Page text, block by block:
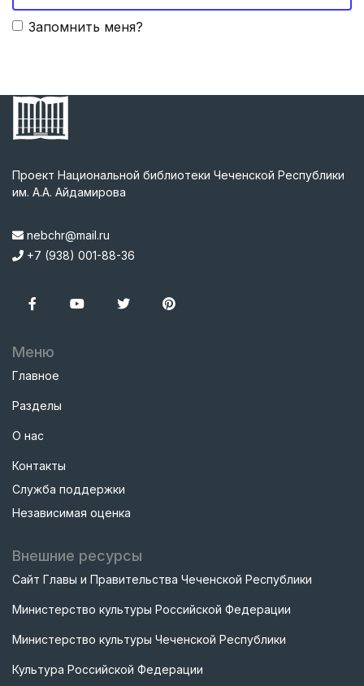
Запомнить меня?
Проект Национальной библиотеки Чеченской Республики
им. А.А. Айдамирова
nebchr@mail.ru
+7 (938) 001-88-36
Меню
Главное
Разделы
О нас
Контакты
Служба поддержки
Независимая оценка
Внешние ресурсы
Сайт Главы и Правительства Чеченской Республики
Министерство культуры Российской Федерации
Министерство культуры Чеченской Республики
Культура Российской Федерации